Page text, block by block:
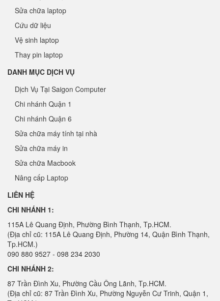
Sửa chữa laptop
Cứu dữ liệu
Vệ sinh laptop
Thay pin laptop
DANH MỤC DỊCH VỤ
Dịch Vụ Tại Saigon Computer
Chi nhánh Quận 1
Chi nhánh Quận 6
Sửa chữa máy tính tại nhà
Sửa chữa máy in
Sửa chữa Macbook
Nâng cấp Laptop
LIÊN HỆ
CHI NHÁNH 1:
115A Lê Quang Định, Phường Bình Thạnh, Tp.HCM.
(Địa chỉ cũ: 115A Lê Quang Định, Phường 14, Quận Bình Thạnh,
Tp.HCM.)
090 880 9527 - 098 234 2030
CHI NHÁNH 2:
87 Trần Đình Xu, Phường Cầu Ông Lãnh, Tp.HCM.
(Địa chỉ cũ: 87 Trần Đình Xu, Phường Nguyễn Cư Trinh, Quận 1,